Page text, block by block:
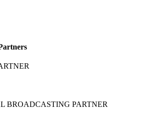
BROADCASTING PARTNER